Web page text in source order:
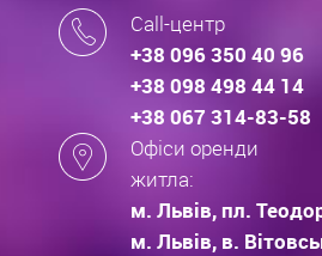
Call-центр
+38 096 350 40 96
+38 098 498 44 14
+38 067 314-83-58
Офіси оренди
житла:
м. Львів, пл.
м. Львів, в.